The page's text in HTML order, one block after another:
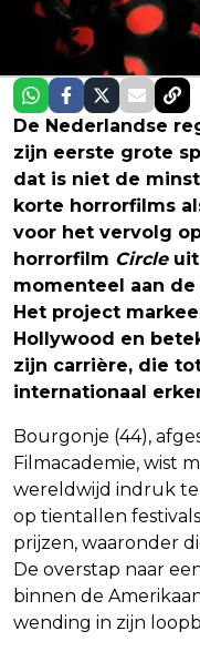
De Nederlandse
zijn eerste grote
dat is niet de
korte horrorfilms
voor het vervolg
horrorfilm Circleuit
momenteel aan
Het project
Hollywood en
zijn carrière, die
internationaal
Bourgonje (44),
Filmacademie, wist
wereldwijd indruk
op tientallen
prijzen, waaronder
De overstap naar
binnen de
wending in zijn